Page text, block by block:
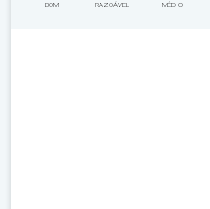
BOM RAZOÁVEL MÉDIO